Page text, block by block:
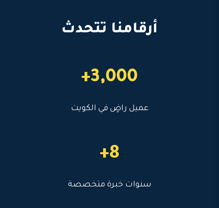
أرقامنا تتحدث
3,000+
عميل راضٍ في الكويت
8+
سنوات خبرة متخصصة